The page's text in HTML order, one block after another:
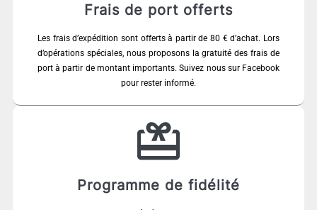
Frais de port offerts
Les frais d’expédition sont offerts à partir de 80 € d’achat. Lors
d’opérations spéciales, nous proposons la gratuité des frais de
port à partir de montant importants. Suivez nous sur Facebook
pour rester informé.
Programme de fidélité